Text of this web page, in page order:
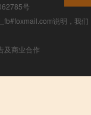
号
说明，我们
及商业合作